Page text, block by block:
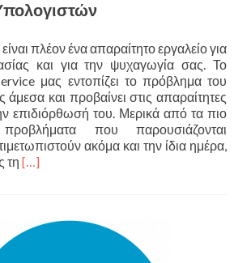
πλέον ένα απαραίτητο εργαλείο για
και για την ψυχαγωγία σας. Το
μας εντοπίζει το πρόβλημα του
και προβαίνει στις απαραίτητες
επιδιόρθωσή του. Μερικά από τα πιο
που παρουσιάζονται
ακόμα και την ίδια ημέρα,
τη Διαβάστε
Υπολογιστών
[…]